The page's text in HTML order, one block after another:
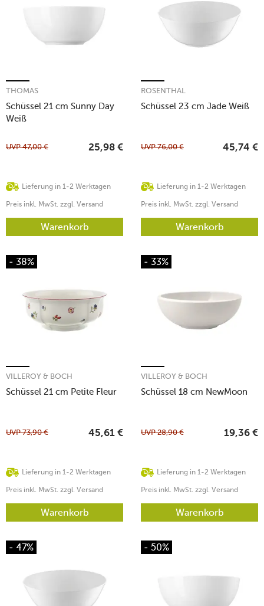
Schüssel 21 cm Sunny Day
Weiß
THOMAS
Lieferung in 1-2 Werktagen
UVP47,00 € 25,98 €
Preis inkl. MwSt. zzgl. Versand
Warenkorb
Schüssel 23 cm Jade Weiß
ROSENTHAL
Lieferung in 1-2 Werktagen
UVP76,00 € 45,74 €
Preis inkl. MwSt. zzgl. Versand
Warenkorb
- 38%
Schüssel 21 cm Petite Fleur
VILLEROY & BOCH
Lieferung in 1-2 Werktagen
UVP73,90 € 45,61 €
Preis inkl. MwSt. zzgl. Versand
Warenkorb
- 33%
Schüssel 18 cm NewMoon
VILLEROY & BOCH
Lieferung in 1-2 Werktagen
UVP28,90 € 19,36 €
Preis inkl. MwSt. zzgl. Versand
Warenkorb
- 47% - 50%